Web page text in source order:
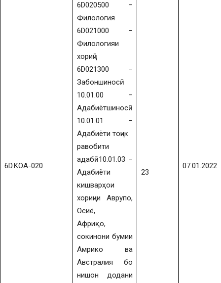
6D.KOA-020
6D020500 –
Филология
6D021000 –
Филологияи
хориҷӣ
6D021300 –
Забоншиносӣ
10.01.00 –
Адабиётшиносӣ
10.01.01 –
Адабиёти тоҷик
равобити
адабӣ10.01.03 –
Адабиёти
кишварҳои
хориҷии Аврупо,
Осиё,
Африқо,
сокинони бумии
Амрико ва
Австралия бо
нишон додани
23
07.01.2022